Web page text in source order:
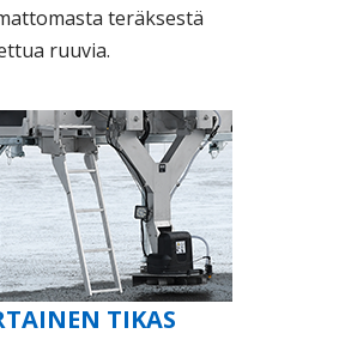
teräksestä
ruuvia.
TIKAS